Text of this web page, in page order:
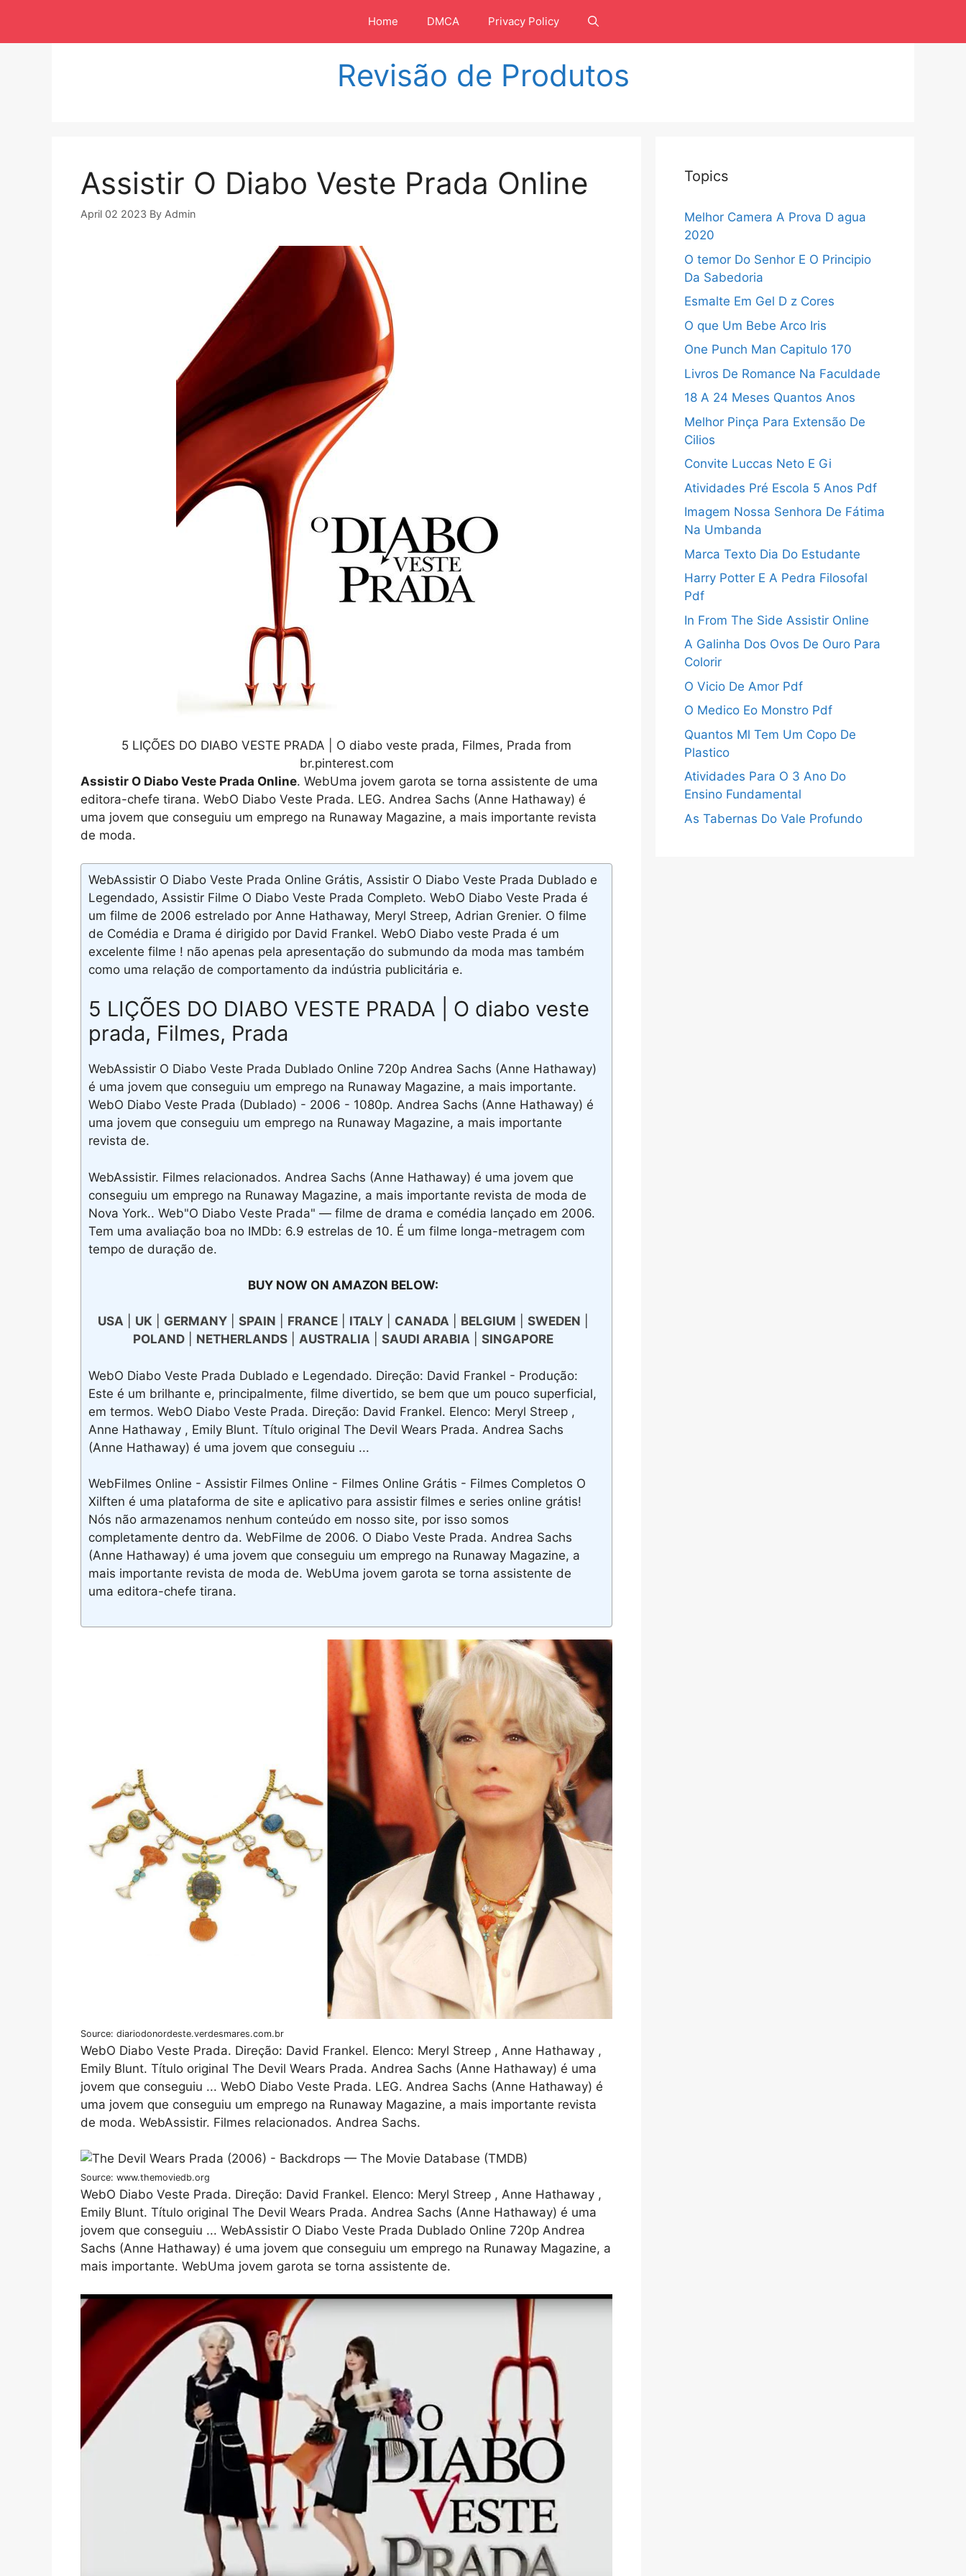
isi
Home DMCA Privacy Policy
Revisão de Produtos
Assistir O Diabo Veste Prada Online
April 02 2023 By Admin
5 LIÇÕES DO DIABO VESTE PRADA | O diabo veste prada, Filmes, Prada from
br.pinterest.com
Assistir O Diabo Veste Prada Online. WebUma jovem garota se torna assistente de uma
editora-chefe tirana. WebO Diabo Veste Prada. LEG. Andrea Sachs (Anne Hathaway) é
uma jovem que conseguiu um emprego na Runaway Magazine, a mais importante revista
de moda.
WebAssistir O Diabo Veste Prada Online Grátis, Assistir O Diabo Veste Prada Dublado e
Legendado, Assistir Filme O Diabo Veste Prada Completo. WebO Diabo Veste Prada é
um filme de 2006 estrelado por Anne Hathaway, Meryl Streep, Adrian Grenier. O filme
de Comédia e Drama é dirigido por David Frankel. WebO Diabo veste Prada é um
excelente filme ! não apenas pela apresentação do submundo da moda mas também
como uma relação de comportamento da indústria publicitária e.
5 LIÇÕES DO DIABO VESTE PRADA | O diabo veste
prada, Filmes, Prada
WebAssistir O Diabo Veste Prada Dublado Online 720p Andrea Sachs (Anne Hathaway)
é uma jovem que conseguiu um emprego na Runaway Magazine, a mais importante.
WebO Diabo Veste Prada (Dublado) - 2006 - 1080p. Andrea Sachs (Anne Hathaway) é
uma jovem que conseguiu um emprego na Runaway Magazine, a mais importante
revista de.
WebAssistir. Filmes relacionados. Andrea Sachs (Anne Hathaway) é uma jovem que
conseguiu um emprego na Runaway Magazine, a mais importante revista de moda de
Nova York.. Web"O Diabo Veste Prada" — filme de drama e comédia lançado em 2006.
Tem uma avaliação boa no IMDb: 6.9 estrelas de 10. É um filme longa-metragem com
tempo de duração de.
BUY NOW ON AMAZON BELOW:
USA| UK| GERMANY| SPAIN FRANCE| ITALY| CANADA| BELGIUM SWEDEN
POLAND| NETHERLANDS| AUSTRALIA| SAUDI ARABIA| SINGAPORE
WebO Diabo Veste Prada Dublado e Legendado. Direção: David Frankel - Produção:
Este é um brilhante e, principalmente, filme divertido, se bem que um pouco superficial,
em termos. WebO Diabo Veste Prada. Direção: David Frankel. Elenco: Meryl Streep ,
Anne Hathaway , Emily Blunt. Título original The Devil Wears Prada. Andrea Sachs
(Anne Hathaway) é uma jovem que conseguiu ...
WebFilmes Online - Assistir Filmes Online - Filmes Online Grátis - Filmes Completos O
Xilften é uma plataforma de site e aplicativo para assistir filmes e series online grátis!
Nós não armazenamos nenhum conteúdo em nosso site, por isso somos
completamente dentro da. WebFilme de 2006. O Diabo Veste Prada. Andrea Sachs
(Anne Hathaway) é uma jovem que conseguiu um emprego na Runaway Magazine, a
mais importante revista de moda de. WebUma jovem garota se torna assistente de
uma editora-chefe tirana.
Source: diariodonordeste.verdesmares.com.br
WebO Diabo Veste Prada. Direção: David Frankel. Elenco: Meryl Streep , Anne Hathaway ,
Emily Blunt. Título original The Devil Wears Prada. Andrea Sachs (Anne Hathaway) é uma
jovem que conseguiu ... WebO Diabo Veste Prada. LEG. Andrea Sachs (Anne Hathaway) é
uma jovem que conseguiu um emprego na Runaway Magazine, a mais importante revista
de moda. WebAssistir. Filmes relacionados. Andrea Sachs.
Source: www.themoviedb.org
WebO Diabo Veste Prada. Direção: David Frankel. Elenco: Meryl Streep , Anne Hathaway ,
Emily Blunt. Título original The Devil Wears Prada. Andrea Sachs (Anne Hathaway) é uma
jovem que conseguiu ... WebAssistir O Diabo Veste Prada Dublado Online 720p Andrea
Sachs (Anne Hathaway) é uma jovem que conseguiu um emprego na Runaway Magazine, a
mais importante. WebUma jovem garota se torna assistente de.
Topics
Melhor Camera A Prova D agua
2020
O temor Do Senhor E O Principio
Da Sabedoria
Esmalte Em Gel D z Cores
O que Um Bebe Arco Iris
One Punch Man Capitulo 170
Livros De Romance Na Faculdade
18 A 24 Meses Quantos Anos
Melhor Pinça Para Extensão De
Cilios
Convite Luccas Neto E Gi
Atividades Pré Escola 5 Anos Pdf
Imagem Nossa Senhora De Fátima
Na Umbanda
Marca Texto Dia Do Estudante
Harry Potter E A Pedra Filosofal
Pdf
In From The Side Assistir Online
A Galinha Dos Ovos De Ouro Para
Colorir
O Vicio De Amor Pdf
O Medico Eo Monstro Pdf
Quantos Ml Tem Um Copo De
Plastico
Atividades Para O 3 Ano Do
Ensino Fundamental
As Tabernas Do Vale Profundo